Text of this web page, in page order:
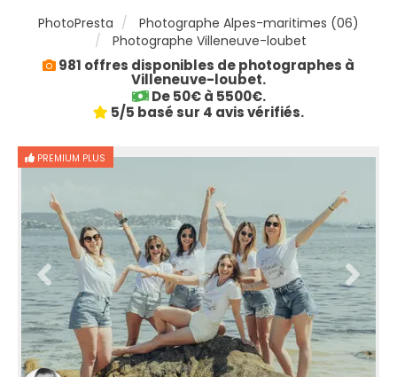
PhotoPresta
Photographe Alpes-maritimes (06)
Photographe Villeneuve-loubet
981 offres disponibles de photographes à
Villeneuve-loubet.
De 50€ à 5500€.
5/5 basé sur 4 avis vérifiés.
PREMIUM PLUS